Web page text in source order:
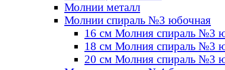
Молнии металл
Молнии спираль №3 юбочная
16 см Молния спираль №3
18 см Молния спираль №3
20 см Молния спираль №3